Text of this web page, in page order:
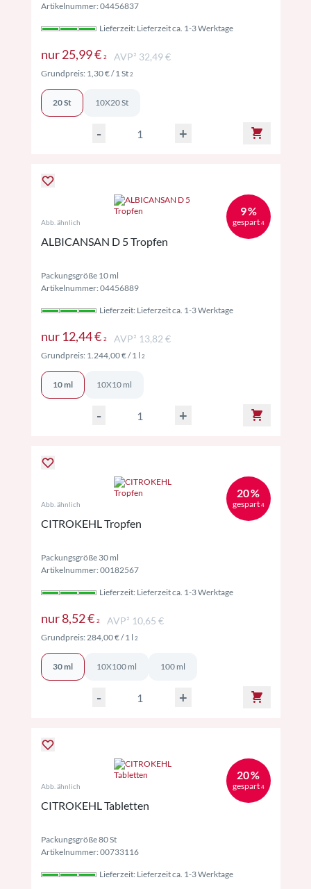
Artikelnummer: 04456837
Lieferzeit: Lieferzeit ca. 1-3 Werktage
nur25,99 € 2Preise inkl. MwSt. ggf. zzgl. Versand
AVP² 32,49 €
Grundpreis: 1,30 €/ 1 St 2Preise inkl. MwSt. ggf. zzgl. Versand
20 St 10X20 St
- +
9 %
gespart 4
Abb. ähnlich
ALBICANSAN D 5 Tropfen
Packungsgröße 10 ml
Artikelnummer: 04456889
Lieferzeit: Lieferzeit ca. 1-3 Werktage
nur 12,44 € 2Preise inkl. MwSt. ggf. zzgl. Versand
AVP² 13,82 €
Grundpreis: 1.244,00 €/ 1 l 2Preise inkl. MwSt. ggf. zzgl. Versand
10 ml 10X10 ml
- +
20 %
gespart 4
Abb. ähnlich
CITROKEHL Tropfen
Packungsgröße 30 ml
Artikelnummer: 00182567
Lieferzeit: Lieferzeit ca. 1-3 Werktage
nur8,52 € 2Preise inkl. MwSt. ggf. zzgl. Versand
AVP² 10,65 €
Grundpreis:284,00 €/ 1 l 2Preise inkl. MwSt. ggf. zzgl. Versand
30 ml 10X100 ml 100 ml
- +
20 %
gespart 4
Abb. ähnlich
CITROKEHL Tabletten
Packungsgröße 80 St
Artikelnummer: 00733116
Lieferzeit: Lieferzeit ca. 1-3 Werktage